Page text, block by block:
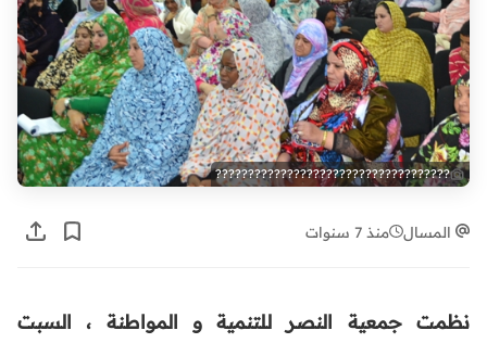
????????????????????????????????????
المسال منذ 7 سنوات
نظمتجمعية النصر للتنمية و المواطنة ، السبت